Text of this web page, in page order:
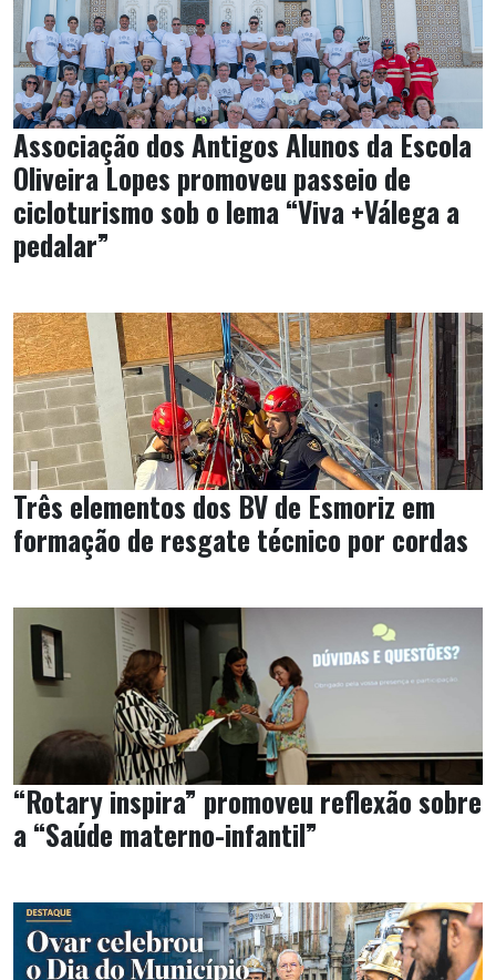
Associação dos Antigos Alunos da Escola
Oliveira Lopes promoveu passeio de
cicloturismo sob o lema “Viva +Válega a
pedalar”
Três elementos dos BV de Esmoriz em
formação de resgate técnico por cordas
“Rotary inspira” promoveu reflexão sobre
a “Saúde materno-infantil”